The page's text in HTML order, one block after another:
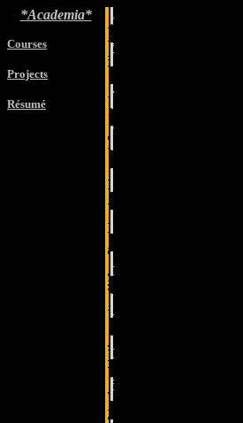
*Academia*
Courses
Projects
Résumé